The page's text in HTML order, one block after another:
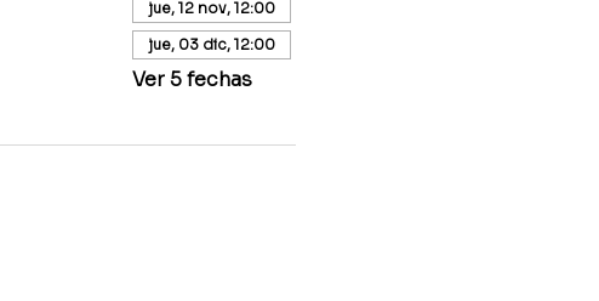
jue, 12 nov, 12:00
jue, 03 dic, 12:00
Ver 5 fechas